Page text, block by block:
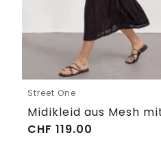
Street One
CHF 119.00